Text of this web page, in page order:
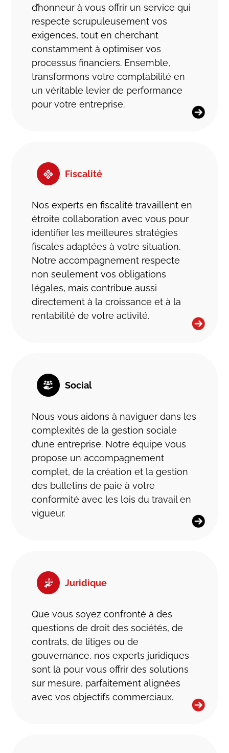
d’honneur à vous offrir un service qui
respecte scrupuleusement vos
exigences, tout en cherchant
constamment à optimiser vos
processus financiers. Ensemble,
transformons votre comptabilité en
un véritable levier de performance
pour votre entreprise.
Fiscalité
Nos experts en fiscalité travaillent en
étroite collaboration avec vous pour
identifier les meilleures stratégies
fiscales adaptées à votre situation.
Notre accompagnement respecte
non seulement vos obligations
légales, mais contribue aussi
directement à la croissance et à la
rentabilité de votre activité.
Social
Nous vous aidons à naviguer dans les
complexités de la gestion sociale
d’une entreprise. Notre équipe vous
propose un accompagnement
complet, de la création et la gestion
des bulletins de paie à votre
conformité avec les lois du travail en
vigueur.
Juridique
Que vous soyez confronté à des
questions de droit des sociétés, de
contrats, de litiges ou de
gouvernance, nos experts juridiques
sont là pour vous offrir des solutions
sur mesure, parfaitement alignées
avec vos objectifs commerciaux.